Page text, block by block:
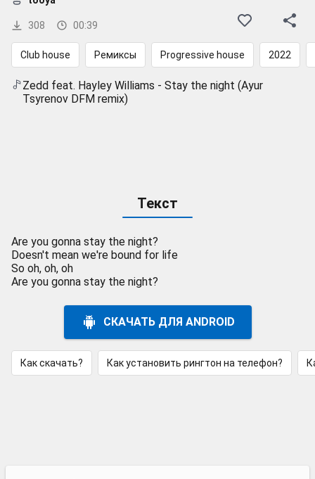
308 00:39
Club house Ремиксы Progressive house 2022
Zedd feat. Hayley Williams - Stay the night (Ayur
Tsyrenov DFM remix)
Текст
Are you gonna stay the night?
Doesn't mean we're bound for life
So oh, oh, oh
Are you gonna stay the night?
СКАЧАТЬ ДЛЯ ANDROID
Как скачать? Как установить рингтон на телефон?